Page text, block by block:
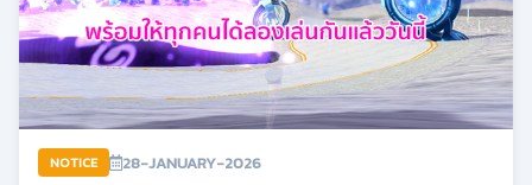
NOTICE 28-JANUARY-2026